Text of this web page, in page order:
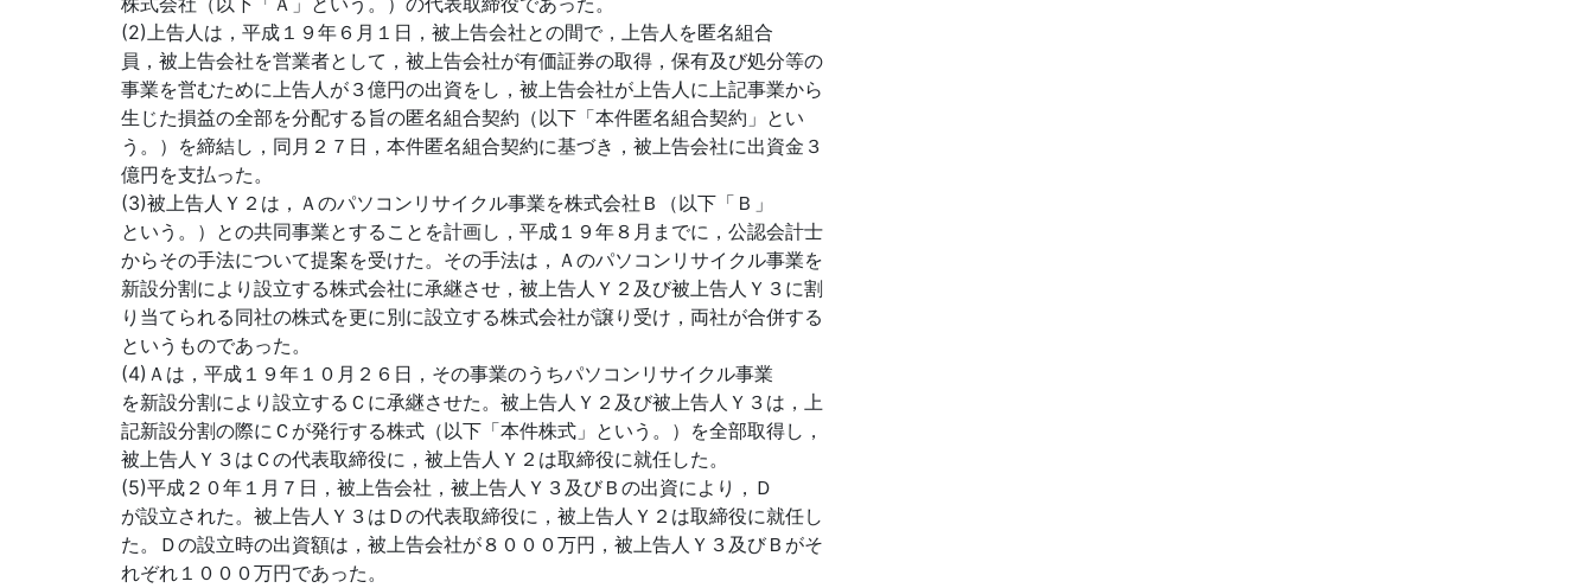
(2)上告人は，平成１９年６月１日，被上告会社との間で，上告人を匿名組合
員，被上告会社を営業者として，被上告会社が有価証券の取得，保有及び処分等の
事業を営むために上告人が３億円の出資をし，被上告会社が上告人に上記事業から
生じた損益の全部を分配する旨の匿名組合契約（以下「本件匿名組合契約」とい
う。）を締結し，同月２７日，本件匿名組合契約に基づき，被上告会社に出資金３
億円を支払った。
(3)被上告人Ｙ２は，Ａのパソコンリサイクル事業を株式会社Ｂ（以下「Ｂ」
という。）との共同事業とすることを計画し，平成１９年８月までに，公認会計士
からその手法について提案を受けた。その手法は，Ａのパソコンリサイクル事業を
新設分割により設立する株式会社に承継させ，被上告人Ｙ２及び被上告人Ｙ３に割
り当てられる同社の株式を更に別に設立する株式会社が譲り受け，両社が合併する
というものであった。
(4)Ａは，平成１９年１０月２６日，その事業のうちパソコンリサイクル事業
を新設分割により設立するＣに承継させた。被上告人Ｙ２及び被上告人Ｙ３は，上
記新設分割の際にＣが発行する株式（以下「本件株式」という。）を全部取得し，
被上告人Ｙ３はＣの代表取締役に，被上告人Ｙ２は取締役に就任した。
(5)平成２０年１月７日，被上告会社，被上告人Ｙ３及びＢの出資により，Ｄ
が設立された。被上告人Ｙ３はＤの代表取締役に，被上告人Ｙ２は取締役に就任し
た。Ｄの設立時の出資額は，被上告会社が８０００万円，被上告人Ｙ３及びＢがそ
れぞれ１０００万円であった。